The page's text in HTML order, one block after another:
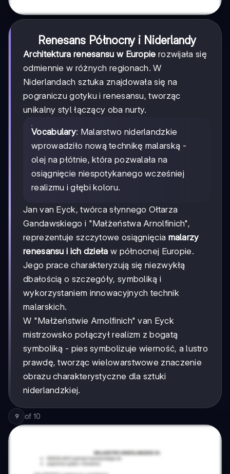
Renesans Północny i Niderlandy
Architektura renesansu w Europie rozwijała się
odmiennie w różnych regionach. W
Niderlandach sztuka znajdowała się na
pograniczu gotyku i renesansu, tworząc
unikalny styl łączący oba nurty.
Vocabulary: Malarstwo niderlandzkie
wprowadziło nową technikę malarską -
olej na płótnie, która pozwalała na
osiągnięcie niespotykanego wcześniej
realizmu i głębi koloru.
Jan van Eyck, twórca słynnego Ołtarza
Gandawskiego i "Małżeństwa Arnolfinich",
reprezentuje szczytowe osiągnięcia malarzy
renesansu i ich dzieła w północnej Europie.
Jego prace charakteryzują się niezwykłą
dbałością o szczegóły, symboliką i
wykorzystaniem innowacyjnych technik
malarskich.
W "Małżeństwie Arnolfinich" van Eyck
mistrzowsko połączył realizm z bogatą
symboliką - pies symbolizuje wierność, a lustro
prawdę, tworząc wielowarstwowe znaczenie
obrazu charakterystyczne dla sztuki
niderlandzkiej.
9 of 10